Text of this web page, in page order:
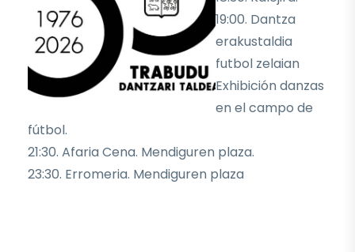
19:00. Dantza
erakustaldia
futbol zelaian
Exhibición danzas
en el campo de
fútbol.
21:30. Afaria Cena. Mendiguren plaza.
23:30. Erromeria. Mendiguren plaza